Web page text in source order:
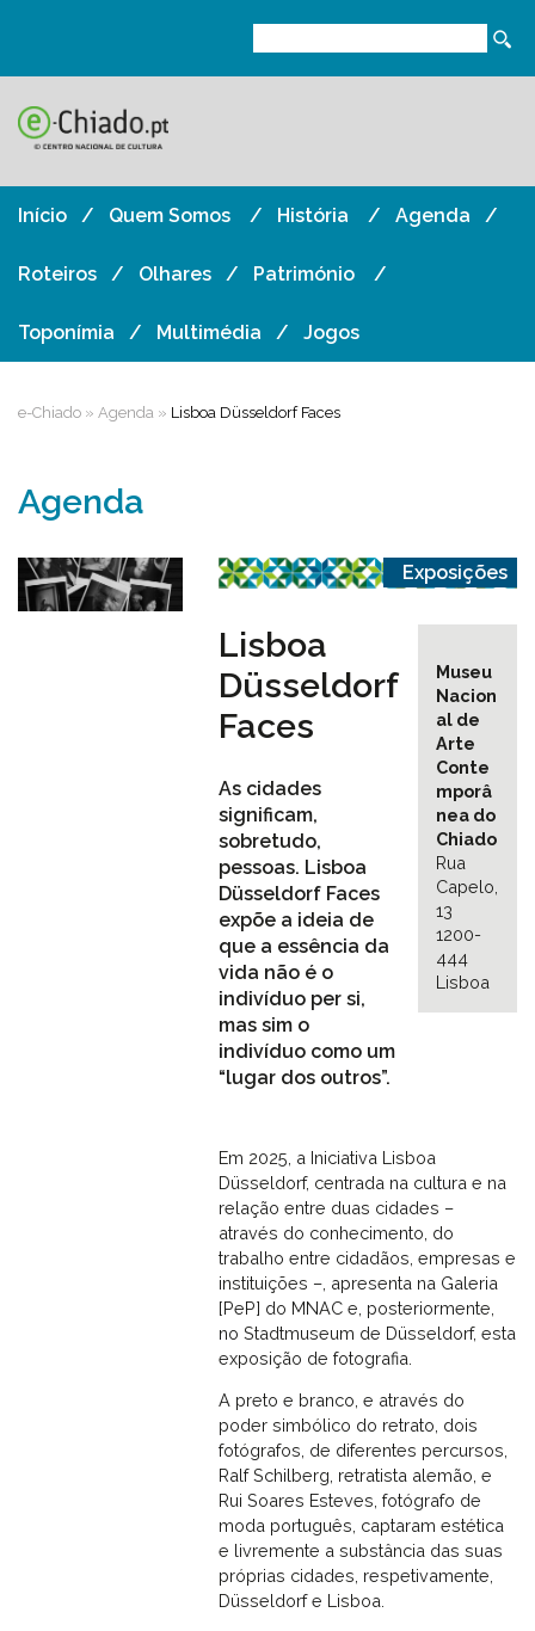
Início Quem Somos História Agenda
Roteiros Olhares Património
Toponímia Multimédia Jogos
e-Chiado » Agenda » Lisboa Düsseldorf Faces
Agenda
Exposições
Museu
Nacion
al de
Arte
Conte
mporâ
nea do
Chiado
Rua
Capelo,
13
1200-
444
Lisboa
Lisboa
Düsseldorf
Faces
As cidades
significam,
sobretudo,
pessoas. Lisboa
Düsseldorf Faces
expõe a ideia de
que a essência da
vida não é o
indivíduo per si,
mas sim o
indivíduo como um
“lugar dos outros”.
Em 2025, a Iniciativa Lisboa
Düsseldorf, centrada na cultura e na
relação entre duas cidades –
através do conhecimento, do
trabalho entre cidadãos, empresas e
instituições –, apresenta na Galeria
[PeP] do MNAC e, posteriormente,
no Stadtmuseum de Düsseldorf, esta
exposição de fotografia.
A preto e branco, e através do
poder simbólico do retrato, dois
fotógrafos, de diferentes percursos,
Ralf Schilberg, retratista alemão, e
Rui Soares Esteves, fotógrafo de
moda português, captaram estética
e livremente a substância das suas
próprias cidades, respetivamente,
Düsseldorf e Lisboa.